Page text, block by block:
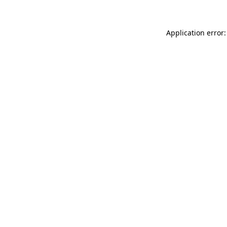
Application